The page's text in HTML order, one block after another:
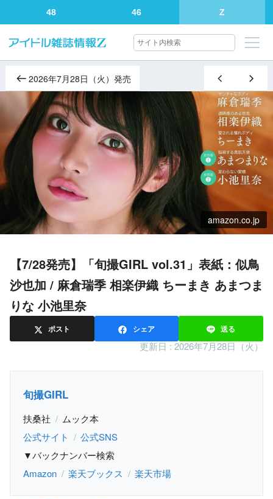
48 46 Z
2026年7月28日（火）発売
amazon.co.jp
【7/28発売】「旬撮GIRL vol.31」表紙：似鳥
沙也加 / 麻倉瑞季 相楽伊織 ちーまき あまつま
りな 小池里奈
ポスト シェア 送る
更新日 : 2026年7月28日（火）
旬撮GIRL
扶桑社
ムック本
公式サイト
公式SNS
▼バックナンバー検索
Amazon
楽天ブックス 楽天市場